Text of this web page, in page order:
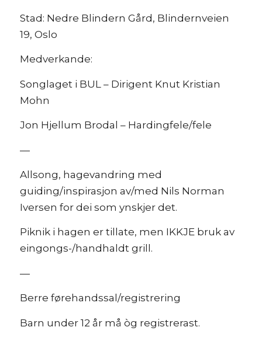
Stad: Nedre Blindern Gård, Blindernveien
19, Oslo
Medverkande:
Songlaget i BUL – Dirigent Knut Kristian
Mohn
Jon Hjellum Brodal – Hardingfele/fele
—
Allsong, hagevandring med
guiding/inspirasjon av/med Nils Norman
Iversen for dei som ynskjer det.
Piknik i hagen er tillate, men IKKJE bruk av
eingongs-/handhaldt grill.
—
Berre førehandssal/registrering
Barn under 12 år må òg registrerast.